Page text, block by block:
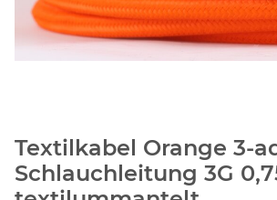
Textilkabel Orange 3-
Schlauchleitung 3G